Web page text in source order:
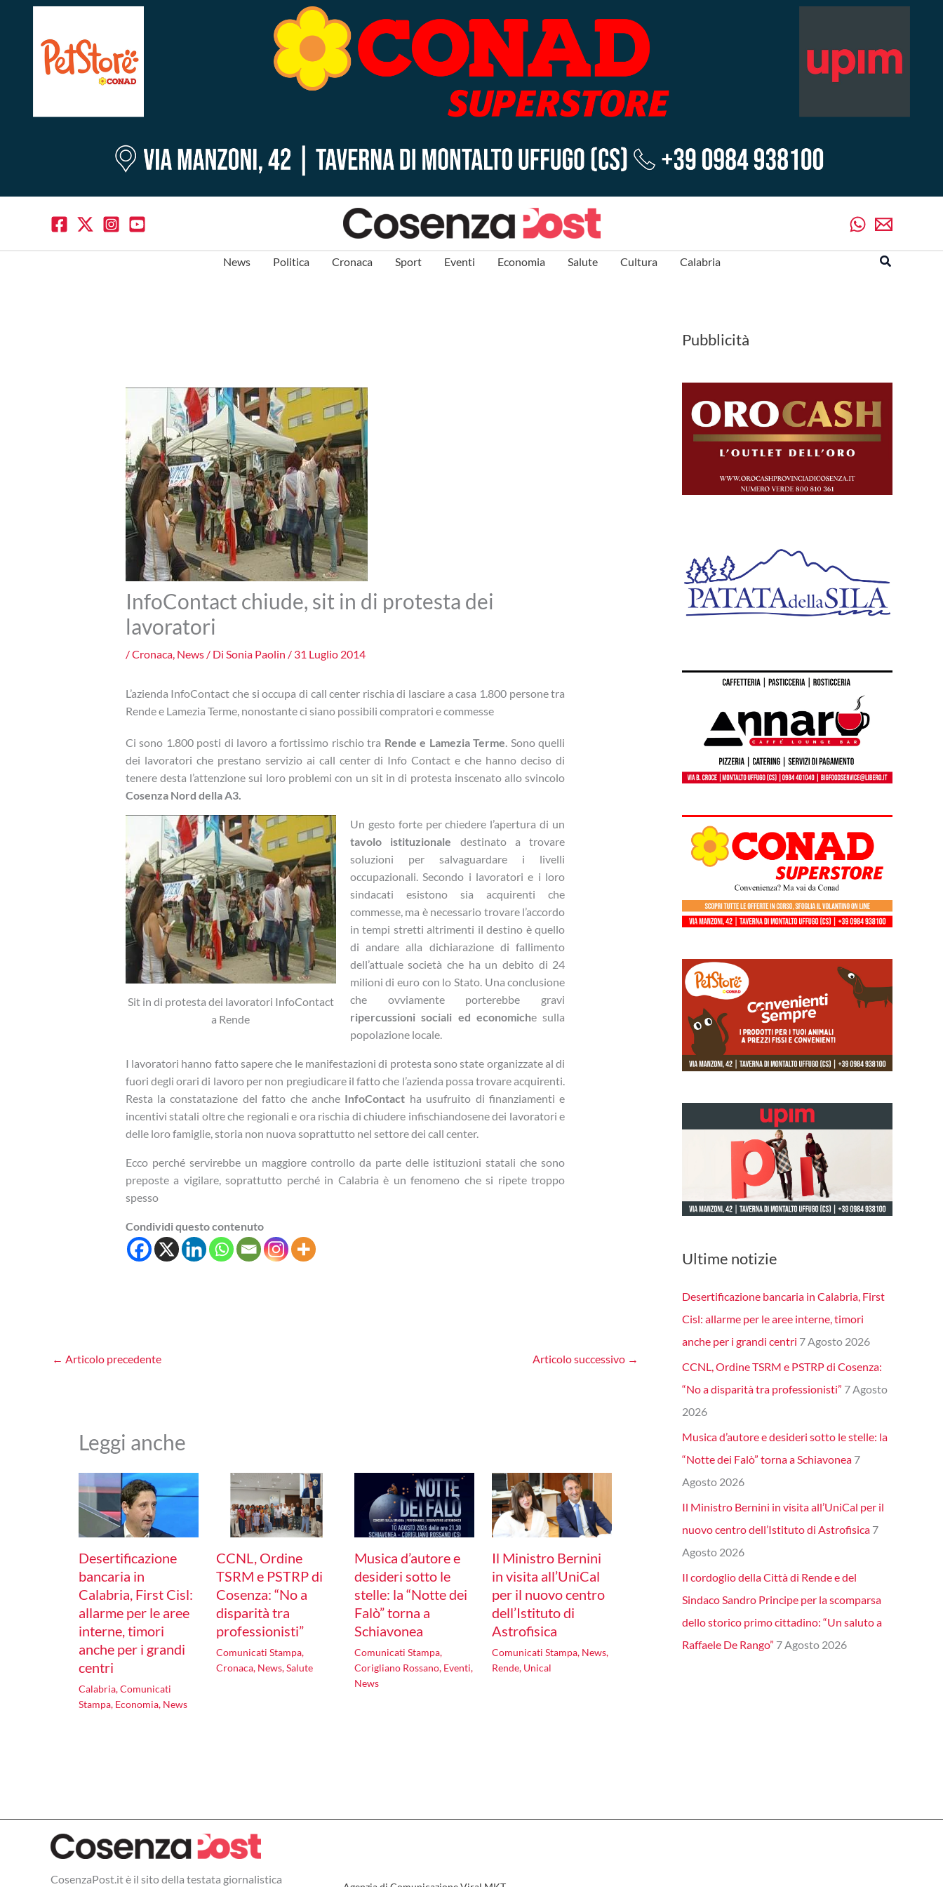
News Politica Cronaca Sport Eventi Economia Salute Cultura Calabria Cerca
InfoContact chiude, sit in di protesta dei
lavoratori
/Cronaca, News/ Di Sonia Paolin / 31 Luglio 2014
L’azienda InfoContact che si occupa di call center rischia di lasciare a casa 1.800 persone tra
Rende e Lamezia Terme, nonostante ci siano possibili compratori e commesse
Ci sono 1.800 posti di lavoro a fortissimo rischio tra Rende e Lamezia Terme. Sono quelli
dei lavoratori che prestano servizio ai call center di Info Contact e che hanno deciso di
tenere desta l’attenzione sui loro problemi con un sit in di protesta inscenato allo svincolo
Cosenza Nord della A3.
Sit in di protesta dei lavoratori InfoContact
a Rende
Un gesto forte per chiedere l’apertura di un
tavolo istituzionale destinato a trovare
soluzioni per salvaguardare i livelli
occupazionali. Secondo i lavoratori e i loro
sindacati esistono sia acquirenti che
commesse, ma è necessario trovare l’accordo
in tempi stretti altrimenti il destino è quello
di andare alla dichiarazione di fallimento
dell’attuale società che ha un debito di 24
milioni di euro con lo Stato. Una conclusione
che ovviamente porterebbe gravi
ripercussioni sociali ed economiche sulla
popolazione locale.
I lavoratori hanno fatto sapere che le manifestazioni di protesta sono state organizzate al di
fuori degli orari di lavoro per non pregiudicare il fatto che l’azienda possa trovare acquirenti.
Resta la constatazione del fatto che anche InfoContact ha usufruito di finanziamenti e
incentivi statali oltre che regionali e ora rischia di chiudere infischiandosene dei lavoratori e
delle loro famiglie, storia non nuova soprattutto nel settore dei call center.
Ecco perché servirebbe un maggiore controllo da parte delle istituzioni statali che sono
preposte a vigilare, soprattutto perché in Calabria è un fenomeno che si ripete troppo
spesso
Condividi questo contenuto
← Articolo precedente Articolo successivo →
Leggi anche
Desertificazione
bancaria in
Calabria, First Cisl:
allarme per le aree
interne, timori
anche per i grandi
centri
Calabria,Comunicati
Stampa, Economia, News
CCNL, Ordine
TSRM e PSTRP di
Cosenza: “No a
disparità tra
professionisti”
Comunicati Stampa,
Cronaca, News,Salute
Musica d’autore e
desideri sotto le
stelle: la “Notte dei
Falò” torna a
Schiavonea
Comunicati Stampa,
Corigliano Rossano, Eventi,
News
Il Ministro Bernini
in visita all’UniCal
per il nuovo centro
dell’Istituto di
Astrofisica
Comunicati Stampa, News,
Rende, Unical
Pubblicità
Ultime notizie
Desertificazione bancaria in Calabria, First
Cisl: allarme per le aree interne, timori
anche per i grandi centri 7 Agosto 2026
CCNL, Ordine TSRM e PSTRP di Cosenza:
“No a disparità tra professionisti” 7 Agosto
2026
Musica d’autore e desideri sotto le stelle: la
“Notte dei Falò” torna a Schiavonea 7
Agosto 2026
Il Ministro Bernini in visita all’UniCal per il
nuovo centro dell’Istituto di Astrofisica 7
Agosto 2026
Il cordoglio della Città di Rende e del
Sindaco Sandro Principe per la scomparsa
dello storico primo cittadino: “Un saluto a
Raffaele De Rango” 7 Agosto 2026
CosenzaPost.it è il sito della testata giornalistica